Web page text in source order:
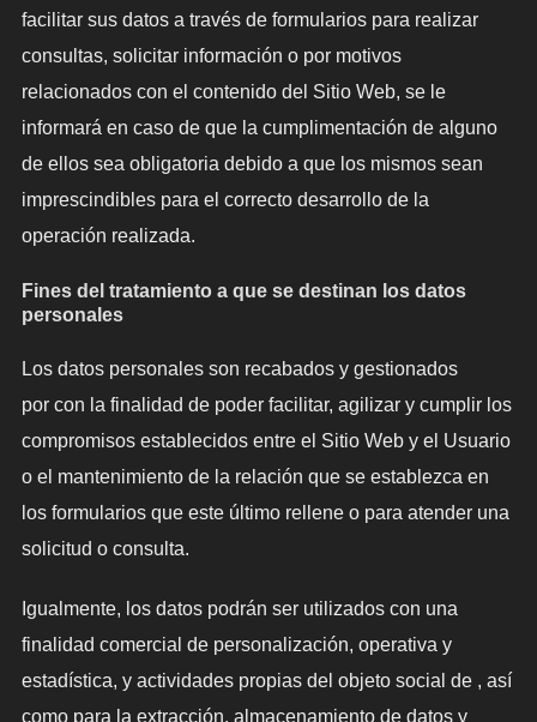
facilitar sus datos a través de formularios para realizar
consultas, solicitar información o por motivos
relacionados con el contenido del Sitio Web, se le
informará en caso de que la cumplimentación de alguno
de ellos sea obligatoria debido a que los mismos sean
imprescindibles para el correcto desarrollo de la
operación realizada.
Fines del tratamiento a que se destinan los datos
personales
Los datos personales son recabados y gestionados
por con la finalidad de poder facilitar, agilizar y cumplir los
compromisos establecidos entre el Sitio Web y el Usuario
o el mantenimiento de la relación que se establezca en
los formularios que este último rellene o para atender una
solicitud o consulta.
Igualmente, los datos podrán ser utilizados con una
finalidad comercial de personalización, operativa y
estadística, y actividades propias del objeto social de , así
como para la extracción, almacenamiento de datos y